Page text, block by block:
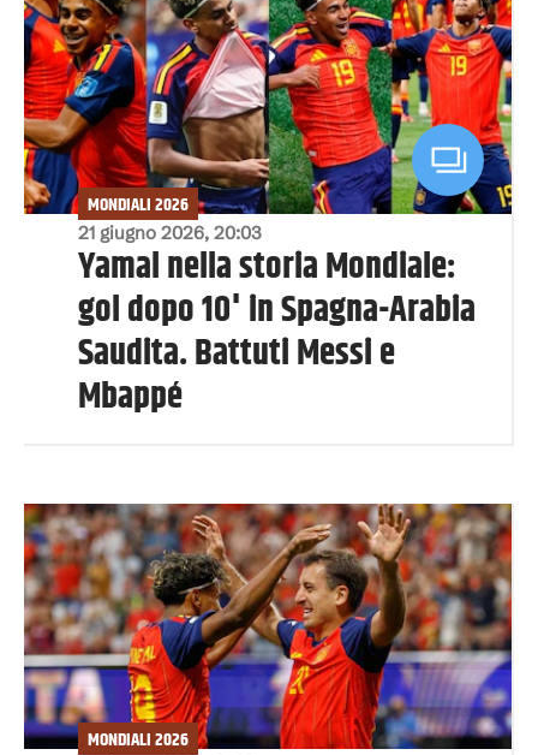
21 giugno 2026, 20:03
MONDIALI 2026
Yamal nella storia Mondiale:
gol dopo 10' in Spagna-Arabia
Saudita. Battuti Messi e
Mbappé
MONDIALI 2026